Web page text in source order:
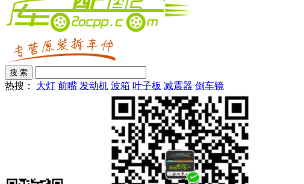
热搜： 大灯 前嘴 发动机 波箱 叶子板 减震器 倒车镜